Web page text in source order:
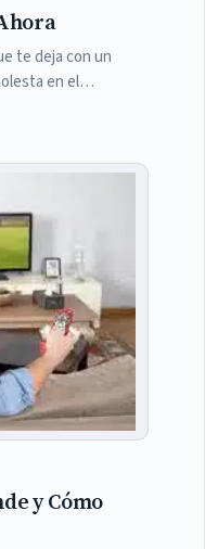
te deja con un
en el…
y Cómo